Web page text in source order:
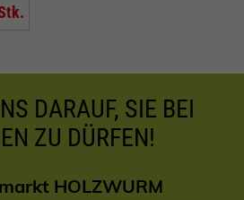
DARAUF, SIE BEI
ZU DÜRFEN!
HOLZWURM